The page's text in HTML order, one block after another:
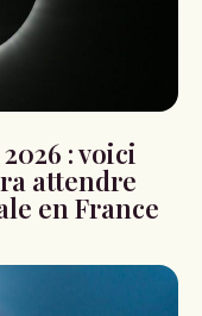
: voici
attendre
en France